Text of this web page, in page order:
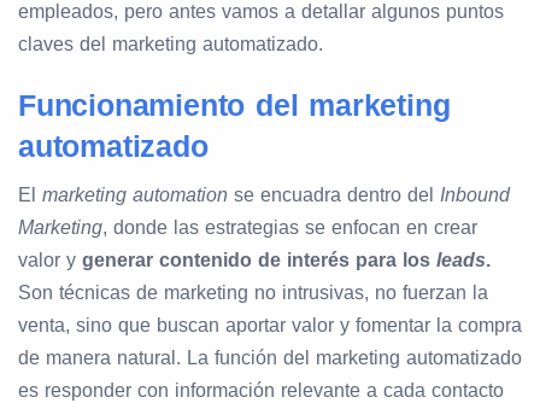
empleados, pero antes vamos a detallar algunos puntos
claves del marketing automatizado.
Funcionamiento del marketing
automatizado
El marketing automation se encuadra dentro del Inbound
Marketing, donde las estrategias se enfocan en crear
valor y generar contenido de interés para los leads.
Son técnicas de marketing no intrusivas, no fuerzan la
venta, sino que buscan aportar valor y fomentar la compra
de manera natural. La función del marketing automatizado
es responder con información relevante a cada contacto